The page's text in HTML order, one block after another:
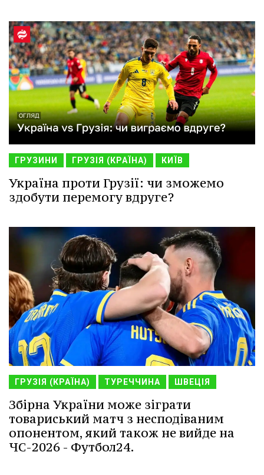
ГРУЗИНИ ГРУЗІЯ (КРАЇНА) КИЇВ
Україна проти Грузії: чи зможемо
здобути перемогу вдруге?
ГРУЗІЯ (КРАЇНА) ТУРЕЧЧИНА ШВЕЦІЯ
Збірна України може зіграти
товариський матч з несподіваним
опонентом, який також не вийде на
ЧС-2026 - Футбол24.